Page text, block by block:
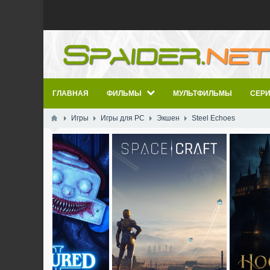
ГЛАВНАЯ ФИЛЬМЫ МУЛЬТФИЛЬМЫ
Игры Игры для PC Экшен Steel Echoes